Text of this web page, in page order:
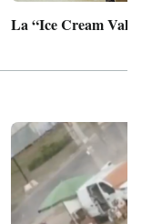
La “Ice Cream